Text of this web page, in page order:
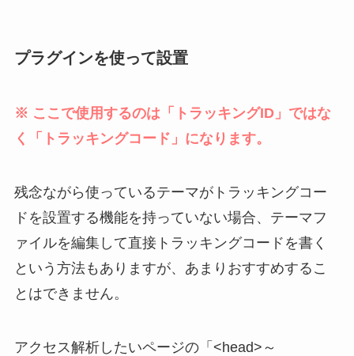
プラグインを使って設置
※ ここで使用するのは「トラッキングID」ではな
く「トラッキングコード」になります。
残念ながら使っているテーマがトラッキングコー
ドを設置する機能を持っていない場合、テーマフ
ァイルを編集して直接トラッキングコードを書く
という方法もありますが、あまりおすすめするこ
とはできません。
アクセス解析したいページの「<head>～